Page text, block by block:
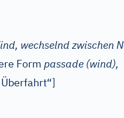
wechselnd zwischen
Form passade (wind),